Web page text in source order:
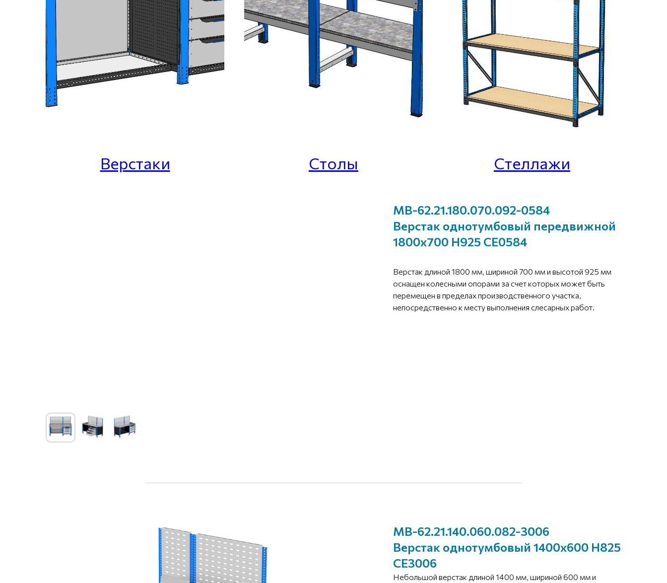
Верстаки Столы Стеллажи
МВ-62.21.180.070.092-0584
Верстак однотумбовый передвижной
1800х700 Н925 СЕ0584
Верстак длиной 1800 мм, шириной 700 мм и высотой 925 мм
оснащен колесными опорами за счет которых может быть
перемещен в пределах производственного участка,
непосредственно к месту выполнения слесарных работ.
МВ-62.21.140.060.082-3006
Верстак однотумбовый 1400х600 Н825
СЕ3006
Небольшой верстак длиной 1400 мм, шириной 600 мм и